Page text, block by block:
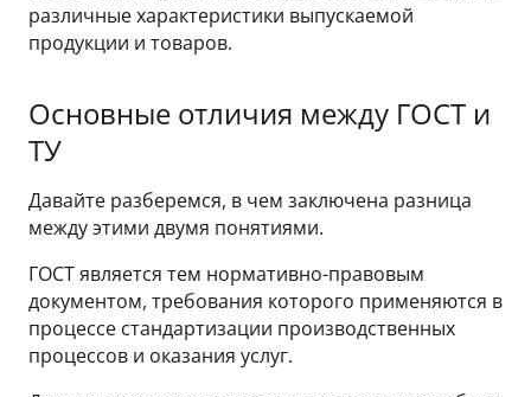
различные характеристики выпускаемой
продукции и товаров.
Основные отличия между ГОСТ и
ТУ
Давайте разберемся, в чем заключена разница
между этими двумя понятиями.
ГОСТ является тем нормативно-правовым
документом, требования которого применяются в
процессе стандартизации производственных
процессов и оказания услуг.